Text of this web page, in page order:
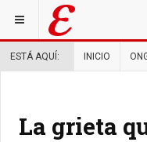
ESTÁ AQUÍ: INICIO
La grieta